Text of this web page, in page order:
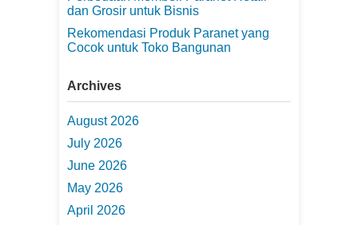
dan Grosir untuk Bisnis
Rekomendasi Produk Paranet yang
Cocok untuk Toko Bangunan
Archives
August 2026
July 2026
June 2026
May 2026
April 2026